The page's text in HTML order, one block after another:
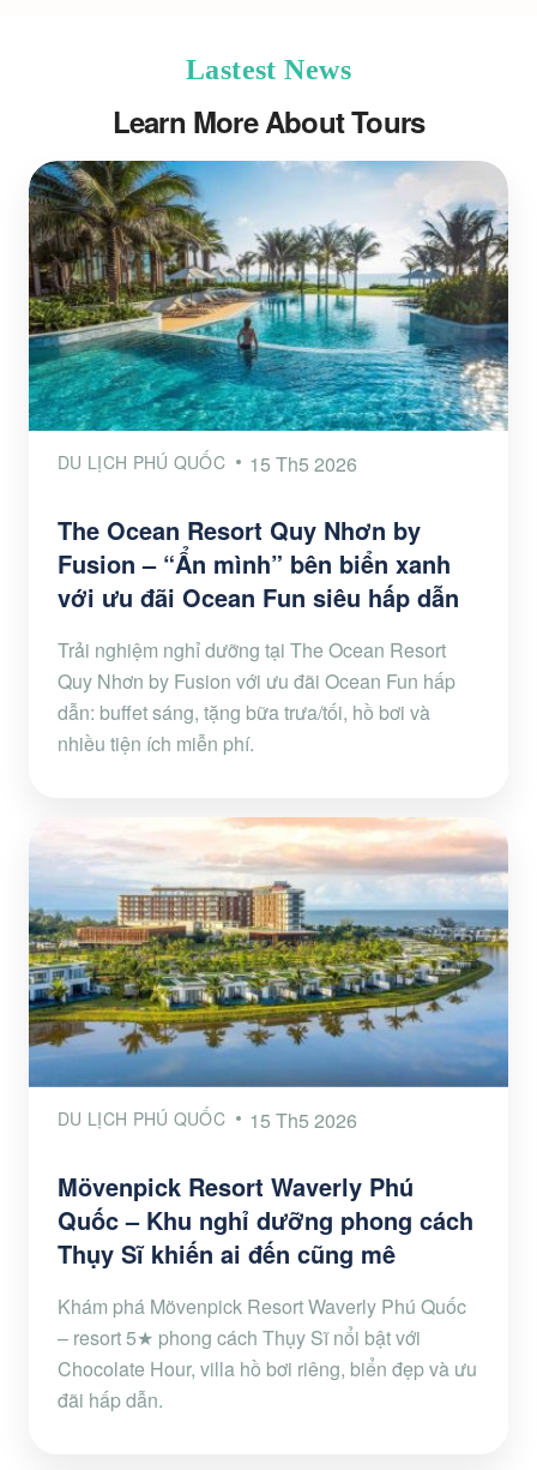
Lastest News
Learn More About Tours
DU LỊCH PHÚ QUỐC 15 Th5 2026
The Ocean Resort Quy Nhơn by
Fusion – “Ẩn mình” bên biển xanh
với ưu đãi Ocean Fun siêu hấp dẫn
Trải nghiệm nghỉ dưỡng tại The Ocean Resort
Quy Nhơn by Fusion với ưu đãi Ocean Fun hấp
dẫn: buffet sáng, tặng bữa trưa/tối, hồ bơi và
nhiều tiện ích miễn phí.
DU LỊCH PHÚ QUỐC 15 Th5 2026
Mövenpick Resort Waverly Phú
Quốc – Khu nghỉ dưỡng phong cách
Thụy Sĩ khiến ai đến cũng mê
Khám phá Mövenpick Resort Waverly Phú Quốc
– resort 5★ phong cách Thụy Sĩ nổi bật với
Chocolate Hour, villa hồ bơi riêng, biển đẹp và ưu
đãi hấp dẫn.